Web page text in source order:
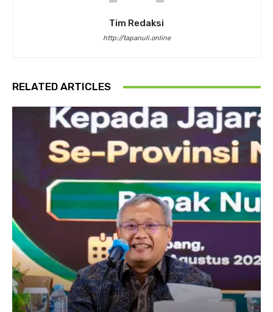
Tim Redaksi
http://tapanuli.online
RELATED ARTICLES